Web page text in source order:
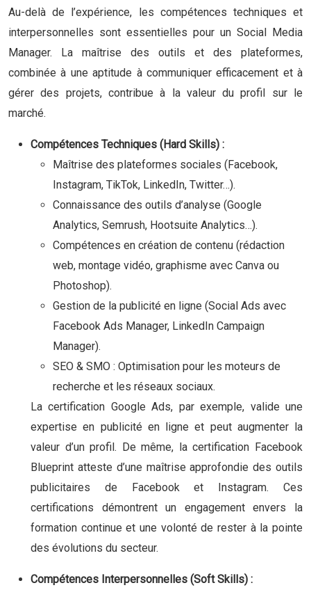
Au-delà de l’expérience, les compétences techniques et
interpersonnelles sont essentielles pour un Social Media
Manager. La maîtrise des outils et des plateformes,
combinée à une aptitude à communiquer efficacement et à
gérer des projets, contribue à la valeur du profil sur le
marché.
Compétences Techniques (Hard Skills) :
Maîtrise des plateformes sociales (Facebook,
Instagram, TikTok, LinkedIn, Twitter…).
Connaissance des outils d’analyse (Google
Analytics, Semrush, Hootsuite Analytics…).
Compétences en création de contenu (rédaction
web, montage vidéo, graphisme avec Canva ou
Photoshop).
Gestion de la publicité en ligne (Social Ads avec
Facebook Ads Manager, LinkedIn Campaign
Manager).
SEO & SMO : Optimisation pour les moteurs de
recherche et les réseaux sociaux.
La certification Google Ads, par exemple, valide une
expertise en publicité en ligne et peut augmenter la
valeur d’un profil. De même, la certification Facebook
Blueprint atteste d’une maîtrise approfondie des outils
publicitaires de Facebook et Instagram. Ces
certifications démontrent un engagement envers la
formation continue et une volonté de rester à la pointe
des évolutions du secteur.
Compétences Interpersonnelles (Soft Skills) :